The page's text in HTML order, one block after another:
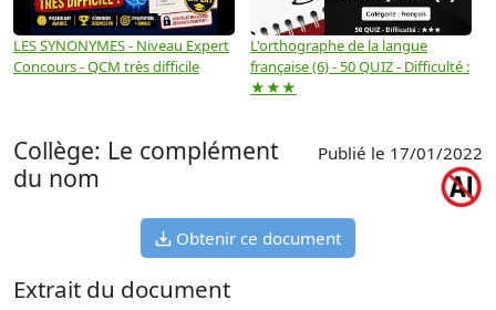
LES SYNONYMES - Niveau Expert
Concours - QCM très difficile
L'orthographe de la langue
française (6) - 50 QUIZ - Difficulté :
★★★
Collège: Le complément
du nom
Publié le 17/01/2022
Obtenir ce document
Extrait du document